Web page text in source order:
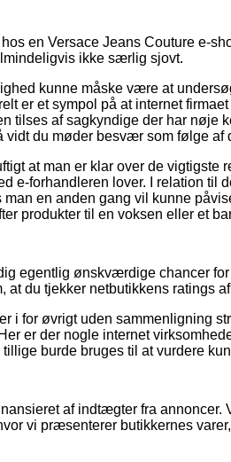
hos en Versace Jeans Couture e-
ikke særlig sjovt.
kunne måske være at
er et sympol på at internet
tilses af sagkyndige der har nøje
vidt du møder besvær som følge af
at man er klar over de
e-forhandleren lover. I relation til
man en anden gang vil kunne
produkter til en voksen eller et
egentlig ønskværdige chancer
at du tjekker netbutikkens ratings
i for øvrigt uden sammenligning
er der nogle internet
burde bruges til at vurdere
af indtægter fra
vi præsenterer butikkernes